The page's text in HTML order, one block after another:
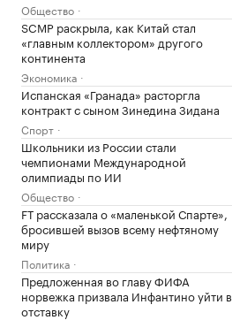
Общество
SCMP раскрыла, как Китай стал
«главным коллектором» другого
континента
Экономика
Испанская «Гранада» расторгла
контракт с сыном Зинедина Зидана
Спорт
Школьники из России стали
чемпионами Международной
олимпиады по ИИ
Общество
FT рассказала о «маленькой Спарте»,
бросившей вызов всему нефтяному
миру
Политика
Предложенная во главу ФИФА
норвежка призвала Инфантино уйти в
отставку